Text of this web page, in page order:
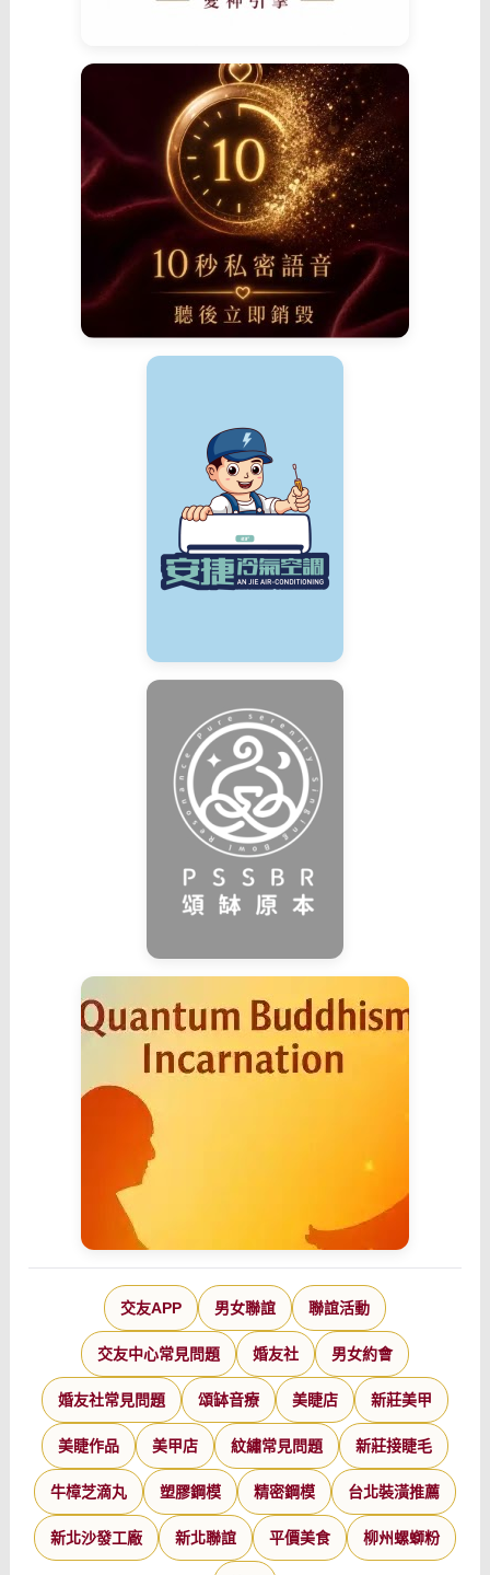
交友APP 男女聯誼 聯誼活動
交友中心常見問題 婚友社 男女約會
婚友社常見問題 頌缽音療 美睫店 新莊美甲
美睫作品 美甲店 紋繡常見問題 新莊接睫毛
牛樟芝滴丸 塑膠鋼模 精密鋼模 台北裝潢推薦
新北沙發工廠 新北聯誼 平價美食 柳州螺螄粉